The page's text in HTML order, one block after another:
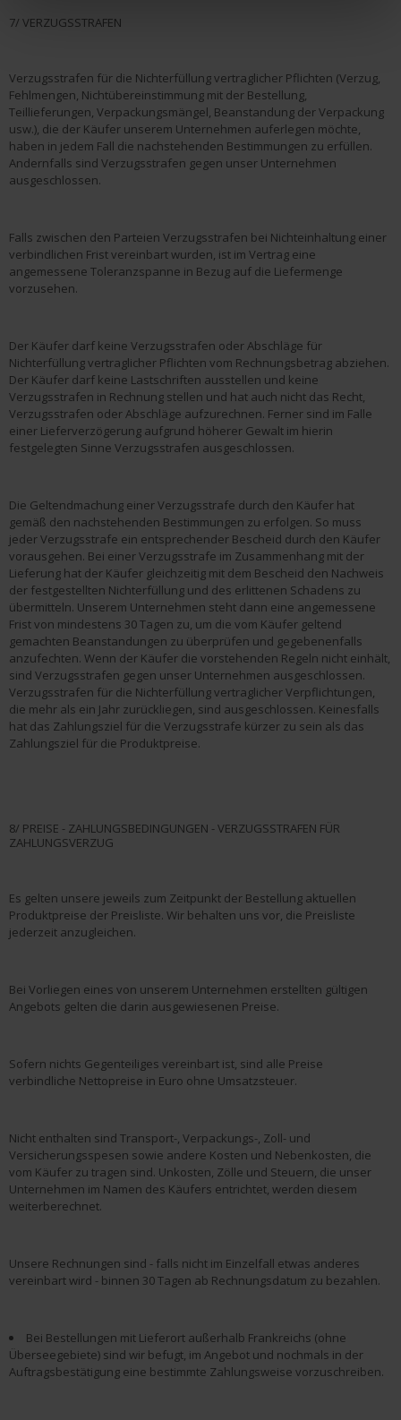
7/ VERZUGSSTRAFEN
Verzugsstrafen für die Nichterfüllung vertraglicher Pflichten (Verzug,
Fehlmengen, Nichtübereinstimmung mit der Bestellung,
Teillieferungen, Verpackungsmängel, Beanstandung der Verpackung
usw.), die der Käufer unserem Unternehmen auferlegen möchte,
haben in jedem Fall die nachstehenden Bestimmungen zu erfüllen.
Andernfalls sind Verzugsstrafen gegen unser Unternehmen
ausgeschlossen.
Falls zwischen den Parteien Verzugsstrafen bei Nichteinhaltung einer
verbindlichen Frist vereinbart wurden, ist im Vertrag eine
angemessene Toleranzspanne in Bezug auf die Liefermenge
vorzusehen.
Der Käufer darf keine Verzugsstrafen oder Abschläge für
Nichterfüllung vertraglicher Pflichten vom Rechnungsbetrag abziehen.
Der Käufer darf keine Lastschriften ausstellen und keine
Verzugsstrafen in Rechnung stellen und hat auch nicht das Recht,
Verzugsstrafen oder Abschläge aufzurechnen. Ferner sind im Falle
einer Lieferverzögerung aufgrund höherer Gewalt im hierin
festgelegten Sinne Verzugsstrafen ausgeschlossen.
Die Geltendmachung einer Verzugsstrafe durch den Käufer hat
gemäß den nachstehenden Bestimmungen zu erfolgen. So muss
jeder Verzugsstrafe ein entsprechender Bescheid durch den Käufer
vorausgehen. Bei einer Verzugsstrafe im Zusammenhang mit der
Lieferung hat der Käufer gleichzeitig mit dem Bescheid den Nachweis
der festgestellten Nichterfüllung und des erlittenen Schadens zu
übermitteln. Unserem Unternehmen steht dann eine angemessene
Frist von mindestens 30 Tagen zu, um die vom Käufer geltend
gemachten Beanstandungen zu überprüfen und gegebenenfalls
anzufechten. Wenn der Käufer die vorstehenden Regeln nicht einhält,
sind Verzugsstrafen gegen unser Unternehmen ausgeschlossen.
Verzugsstrafen für die Nichterfüllung vertraglicher Verpflichtungen,
die mehr als ein Jahr zurückliegen, sind ausgeschlossen. Keinesfalls
hat das Zahlungsziel für die Verzugsstrafe kürzer zu sein als das
Zahlungsziel für die Produktpreise.
8/ PREISE - ZAHLUNGSBEDINGUNGEN - VERZUGSSTRAFEN FÜR
ZAHLUNGSVERZUG
Es gelten unsere jeweils zum Zeitpunkt der Bestellung aktuellen
Produktpreise der Preisliste. Wir behalten uns vor, die Preisliste
jederzeit anzugleichen.
Bei Vorliegen eines von unserem Unternehmen erstellten gültigen
Angebots gelten die darin ausgewiesenen Preise.
Sofern nichts Gegenteiliges vereinbart ist, sind alle Preise
verbindliche Nettopreise in Euro ohne Umsatzsteuer.
Nicht enthalten sind Transport-, Verpackungs-, Zoll- und
Versicherungsspesen sowie andere Kosten und Nebenkosten, die
vom Käufer zu tragen sind. Unkosten, Zölle und Steuern, die unser
Unternehmen im Namen des Käufers entrichtet, werden diesem
weiterberechnet.
Unsere Rechnungen sind - falls nicht im Einzelfall etwas anderes
vereinbart wird - binnen 30 Tagen ab Rechnungsdatum zu bezahlen.
Bei Bestellungen mit Lieferort außerhalb Frankreichs (ohne
Überseegebiete) sind wir befugt, im Angebot und nochmals in der
Auftragsbestätigung eine bestimmte Zahlungsweise vorzuschreiben.